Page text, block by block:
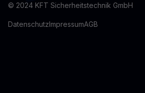
© 2024 KFT Sicherheitstechnik GmbH
DatenschutzImpressumAGB